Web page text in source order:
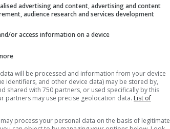
advertising and content, advertising and content
audience research and services development
or access information on a device
will be processed and information from your device
identifiers, and other device data) may be stored by,
shared with 750 partners, or used specifically by this
partners may use precise geolocation data. List of
process your personal data on the basis of legitimate